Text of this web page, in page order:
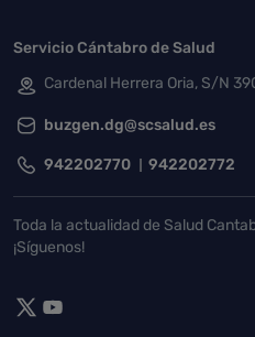
Servicio Cántabro de Salud
Cardenal Herrera Oria, S/N
buzgen.dg@scsalud.es
942202770 942202772
Toda la actualidad de Salud
¡Síguenos!